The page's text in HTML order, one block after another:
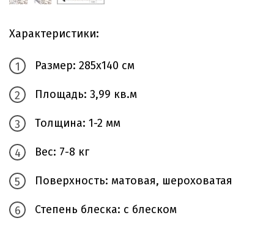
Характеристики:
Размер: 285х140 см
Площадь: 3,99 кв.м
Толщина: 1-2 мм
Вес: 7-8 кг
Поверхность: матовая, шероховатая
Степень блеска: с блеском